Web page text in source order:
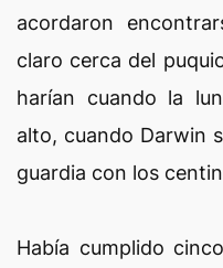
acordaron
claro cerca del
harían cuando la
alto, cuando Darwin
guardia con los
Había cumplido